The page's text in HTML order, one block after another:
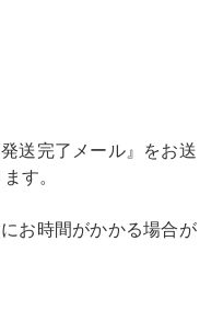
送完了メール』をお送
す。
お時間がかかる場合が